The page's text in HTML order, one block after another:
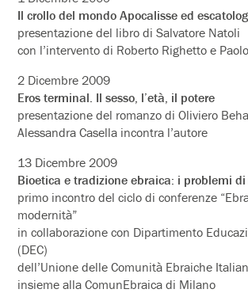
Il crollo del mondo Apocalisse ed
presentazione del libro di Salvatore Natoli
con l’intervento di Roberto Righetto e
2 Dicembre 2009
Eros terminal. Il sesso, l’età, il potere
presentazione del romanzo di Oliviero Beha
Alessandra Casella incontra l’autore
13 Dicembre 2009
Bioetica e tradizione ebraica: i problemi
primo incontro del ciclo di conferenze
modernità”
in collaborazione con Dipartimento
(DEC)
dell’Unione delle Comunità Ebraiche
insieme alla ComunEbraica di Milano